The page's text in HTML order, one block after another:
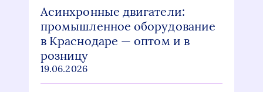
Асинхронные двигатели:
промышленное оборудование
в Краснодаре — оптом и в
розницу
19.06.2026